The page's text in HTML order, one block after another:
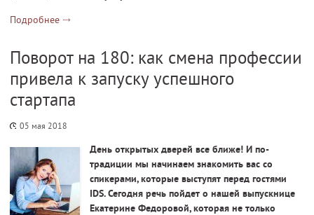
Подробнее
Поворот на 180: как смена профессии
привела к запуску успешного
стартапа
05 мая 2018
День открытых дверей все ближе! И по-
традиции мы начинаем знакомить вас со
спикерами, которые выступят перед гостями
IDS. Сегодня речь пойдет о нашей выпускнице
Екатерине Федоровой, которая не только